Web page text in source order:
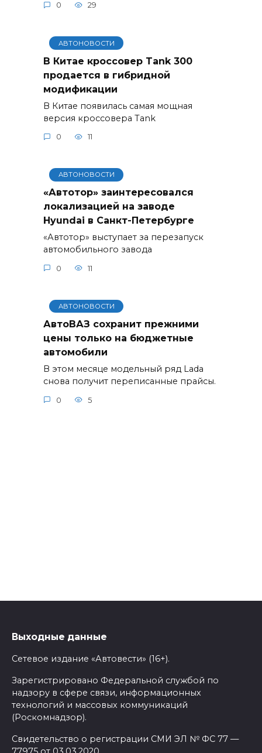
0 29
АВТОНОВОСТИ
В Китае кроссовер Tank 300
продается в гибридной
модификации
В Китае появилась самая мощная
версия кроссовера Tank
0 11
АВТОНОВОСТИ
«Автотор» заинтересовался
локализацией на заводе
Hyundai в Санкт-Петербурге
«Автотор» выступает за перезапуск
автомобильного завода
0 11
АВТОНОВОСТИ
АвтоВАЗ сохранит прежними
цены только на бюджетные
автомобили
В этом месяце модельный ряд Lada
снова получит переписанные прайсы.
0 5
Выходные данные
Сетевое издание «Автовести» (16+).
Зарегистрировано Федеральной службой по
надзору в сфере связи, информационных
технологий и массовых коммуникаций
(Роскомнадзор).
Свидетельство о регистрации СМИ ЭЛ № ФС 77 —